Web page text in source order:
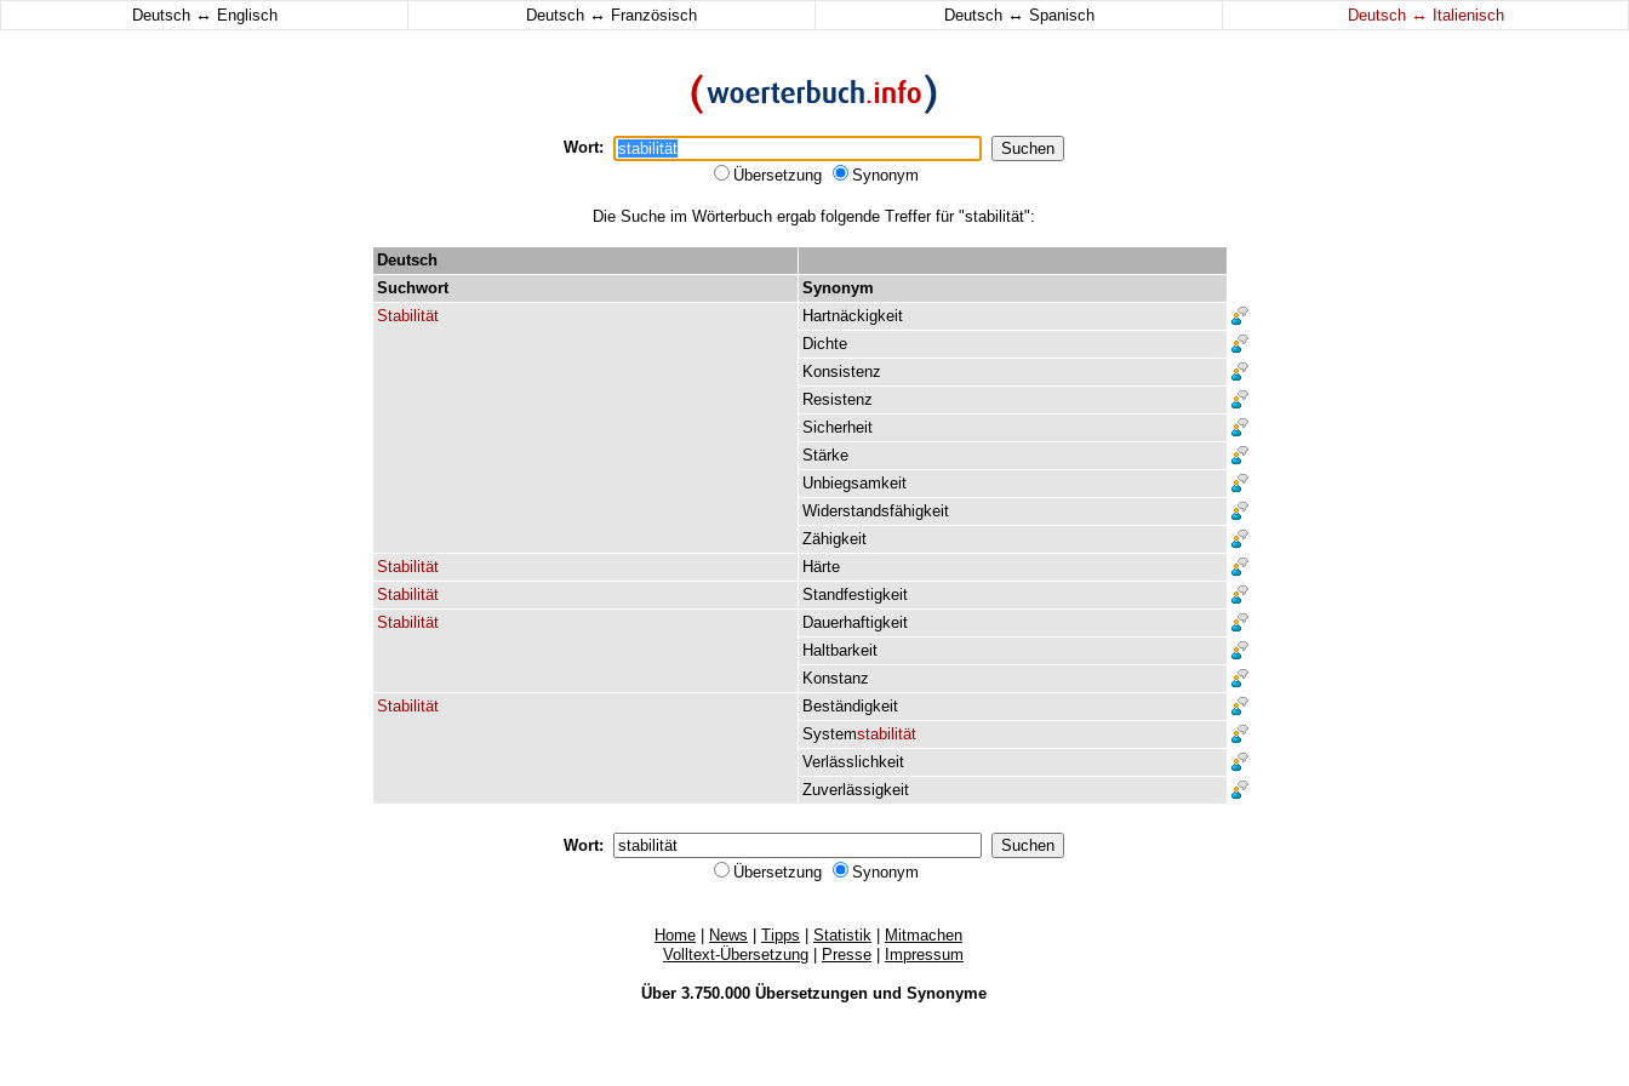
Deutsch ↔ Englisch Deutsch ↔ Französisch Deutsch ↔ Spanisch Deutsch ↔ Italienisch
Wort:
Übersetzung
Synonym
Die Suche im Wörterbuch ergab folgende Treffer für "stabilität":
Deutsch
Suchwort
Synonym
Stabilität
Hartnäckigkeit
Dichte
Konsistenz
Resistenz
Sicherheit
Stärke
Unbiegsamkeit
Widerstandsfähigkeit
Zähigkeit
Stabilität
Härte
Stabilität
Standfestigkeit
Stabilität
Dauerhaftigkeit
Haltbarkeit
Konstanz
Stabilität
Beständigkeit
Systemstabilität
Verlässlichkeit
Zuverlässigkeit
Wort:
Übersetzung
Synonym
Home News Tipps Statistik
Mitmachen
Volltext-Übersetzung
Presse Impressum
Über 3.750.000 Übersetzungenund Synonyme